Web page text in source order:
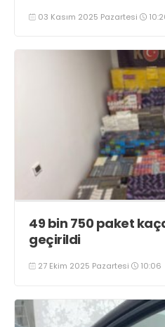
03 Kasım 2025 Pazartesi
49 bin 750 paket
geçirildi
27 Ekim 2025 Pazartesi 10:06